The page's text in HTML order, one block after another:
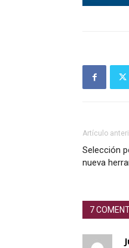
Artículo
Selección
nueva
7